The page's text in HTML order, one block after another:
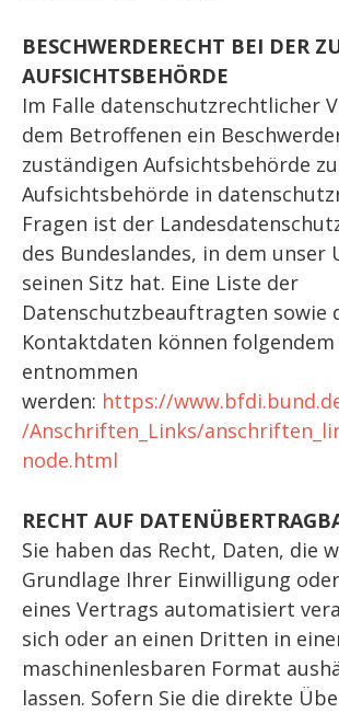
BESCHWERDERECHT BEI DER
AUFSICHTSBEHÖRDE
Im Falle datenschutzrechtlicher
dem Betroffenen ein
zuständigen Aufsichtsbehörde
Aufsichtsbehörde in
Fragen ist der
des Bundeslandes, in dem unser
seinen Sitz hat. Eine Liste der
Datenschutzbeauftragten sowie
Kontaktdaten können
entnommen
werden: https://
/Anschriften_Links/
node.html
RECHT AUF
Sie haben das Recht, Daten, die
Grundlage Ihrer Einwilligung
eines Vertrags automatisiert
sich oder an einen Dritten in
maschinenlesbaren Format
lassen. Sofern Sie die direkte